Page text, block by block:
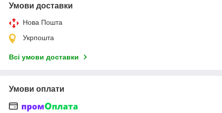
Умови доставки
Нова Пошта
Укрпошта
Всі умови доставки
Умови оплати